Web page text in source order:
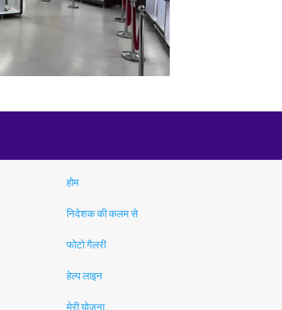
होम
निदेशक की कलम से
फोटो गैलरी
हेल्प लाइन
मेरी योजना